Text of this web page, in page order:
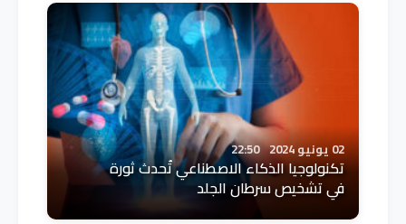
02 يونيو 2024 22:50
تكنولوجيا الذكاء الاصطناعي تُحدث ثورة
في تشخيص سرطان الجلد